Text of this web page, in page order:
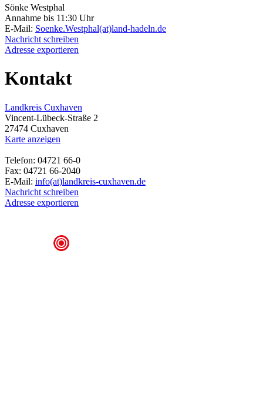
Sönke Westphal
Annahme bis 11:30 Uhr
E-Mail: Soenke.Westphal(at)land-hadeln.de
Nachricht schreiben
Adresse exportieren
Kontakt
Landkreis Cuxhaven
Vincent-Lübeck-Straße 2
27474 Cuxhaven
Karte anzeigen
Telefon: 04721 66-0
Fax: 04721 66-2040
E-Mail: info(at)landkreis-cuxhaven.de
Nachricht schreiben
Adresse exportieren